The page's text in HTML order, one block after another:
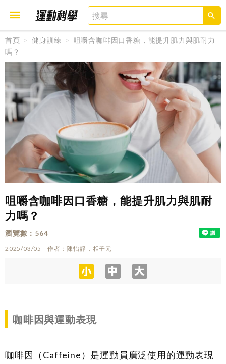
首頁 健身訓練
咀嚼含咖啡因口香糖，能提升肌力與肌耐力
嗎？
咀嚼含咖啡因口香糖，能提升肌力與肌耐
力嗎？
瀏覽數 564
2025/03/05 作者 陳怡靜，相子元
咖啡因與運動表現
咖啡因（Caffeine）是運動員廣泛使用的運動表現
取消 確定